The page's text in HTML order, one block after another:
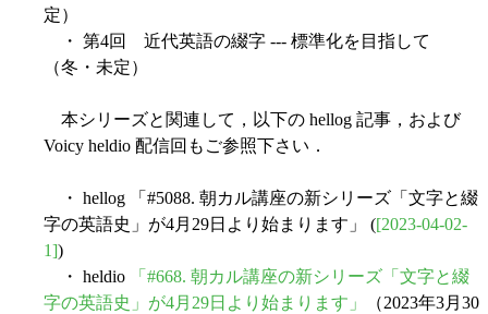
定）
・ 第4回 近代英語の綴字 --- 標準化を目指して
（冬・未定）
本シリーズと関連して，以下の hellog 記事，および
Voicy heldio 配信回もご参照下さい．
・ hellog 「#5088. 朝カル講座の新シリーズ「文字と綴
字の英語史」が4月29日より始まります」 ([2023-04-02-
1])
・ heldio
「#668. 朝カル講座の新シリーズ「文字と綴
字の英語史」が4月29日より始まります」
（2023年3月30